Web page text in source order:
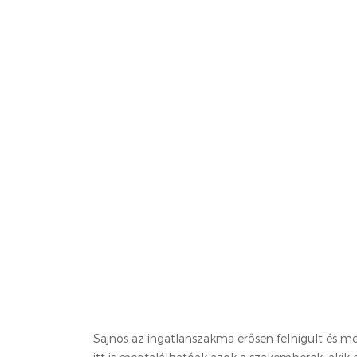
Sajnos az ingatlanszakma erősen felhígult és